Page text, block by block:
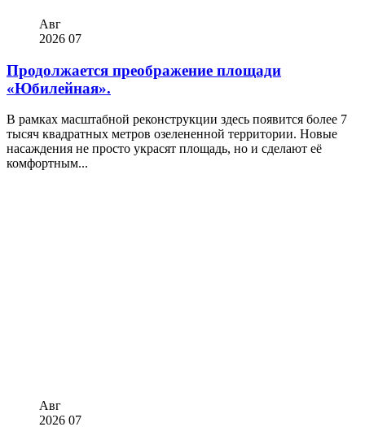
Авг
2026 07
Продолжается преображение площади
«Юбилейная».
В рамках масштабной реконструкции здесь появится более 7
тысяч квадратных метров озелененной территории. Новые
насаждения не просто украсят площадь, но и сделают её
комфортным...
Авг
2026 07